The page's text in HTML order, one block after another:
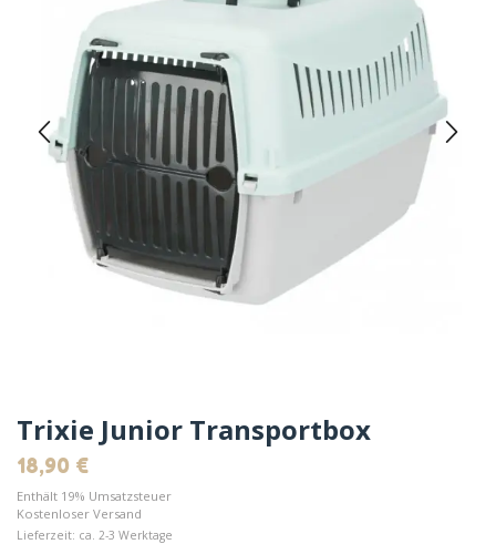
Trixie Junior Transportbox
18,90 €
Enthält 19% Umsatzsteuer
Kostenloser Versand
Lieferzeit: ca. 2-3 Werktage